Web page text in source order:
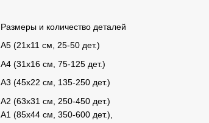
Размеры и количество деталей
A5 (21х11 см, 25-50 дет.)
A4 (31x16 см, 75-125 дет.)
A3 (45х22 см, 135-250 дет.)
A2 (63х31 см, 250-450 дет.)
A1 (85х44 см, 350-600 дет.),